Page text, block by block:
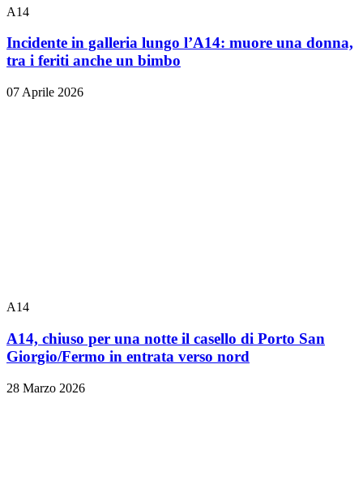
A14
Incidente in galleria lungo l’A14: muore una donna,
tra i feriti anche un bimbo
07 Aprile 2026
A14
A14, chiuso per una notte il casello di Porto San
Giorgio/Fermo in entrata verso nord
28 Marzo 2026